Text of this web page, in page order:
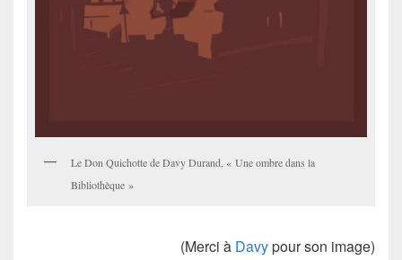
Le Don Quichotte de Davy Durand, « Une ombre dans la
Bibliothèque »
(Merci à Davypour son image)